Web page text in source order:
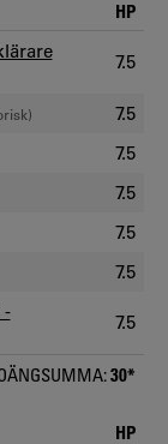
HP
7.5
7.5
7.5
7.5
7.5
7.5
-
7.5
30*
HP